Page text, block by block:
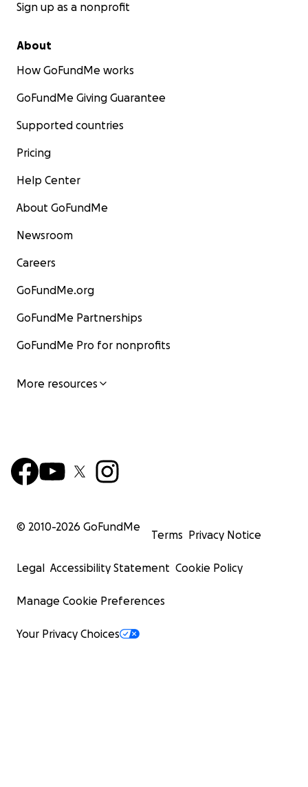
Sign up as a nonprofit
About
How GoFundMe works
GoFundMe Giving Guarantee
Supported countries
Pricing
Help Center
About GoFundMe
Newsroom
Careers
GoFundMe.org
GoFundMe Partnerships
GoFundMe Pro for nonprofits
More resources
© 2010-2026 GoFundMe
Terms Privacy Notice
Legal Accessibility Statement Cookie Policy
Manage Cookie Preferences
Your Privacy Choices